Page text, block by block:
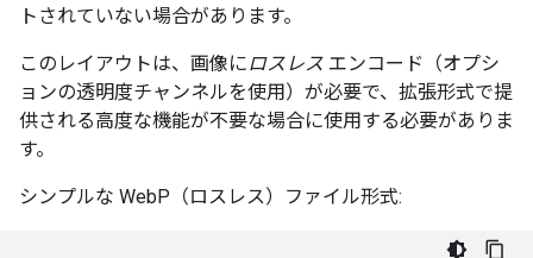
トされていない場合があります。
このレイアウトは、画像にロスレス エンコード（オプシ
ョンの透明度チャンネルを使用）が必要で、拡張形式で提
供される高度な機能が不要な場合に使用する必要がありま
す。
シンプルな WebP（ロスレス）ファイル形式: